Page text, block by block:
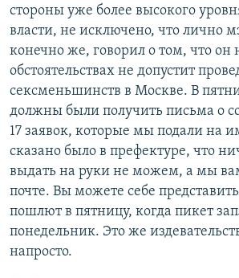
стороны уже более высокого
власти, не исключено, что лично
конечно же, говорил о том, что он
обстоятельствах не допустит
сексменьшинств в Москве. В
должны были получить письма о
17 заявок, которые мы подали на
сказано было в префектуре, что
выдать на руки не можем, а мы
почте. Вы можете себе
пошлют в пятницу, когда пикет
понедельник. Это же
напросто.